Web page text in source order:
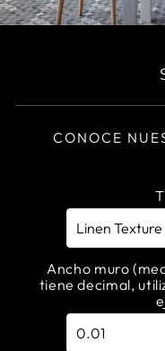
CONOCE
Ancho muro
tiene decimal,